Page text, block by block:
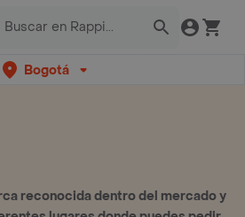
Bogotá
reconocida dentro del mercado y